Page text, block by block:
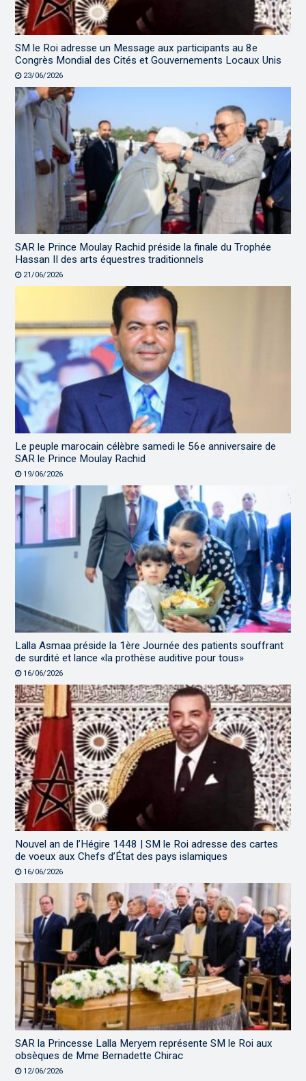
SM le Roi adresse un Message aux participants au 8e
Congrès Mondial des Cités et Gouvernements Locaux Unis
23/06/2026
SAR le Prince Moulay Rachid préside la finale du Trophée
Hassan II des arts équestres traditionnels
21/06/2026
Le peuple marocain célèbre samedi le 56e anniversaire de
SAR le Prince Moulay Rachid
19/06/2026
Lalla Asmaa préside la 1ère Journée des patients souffrant
de surdité et lance «la prothèse auditive pour tous»
16/06/2026
Nouvel an de l’Hégire 1448 | SM le Roi adresse des cartes
de voeux aux Chefs d’État des pays islamiques
16/06/2026
SAR la Princesse Lalla Meryem représente SM le Roi aux
obsèques de Mme Bernadette Chirac
12/06/2026